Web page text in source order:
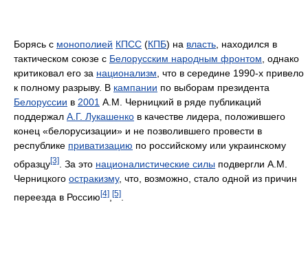
Борясь с монополией КПСС (КПБ) на власть, находился в
тактическом союзе с Белорусским народным фронтом, однако
критиковал его за национализм, что в середине 1990-х привело
к полному разрыву. В кампании по выборам президента
Белоруссии в 2001 А.М. Черницкий в ряде публикаций
поддержал А.Г. Лукашенко в качестве лидера, положившего
конец «белорусизации» и не позволившего провести в
республике приватизацию по российскому или украинскому
образцу[3] . За это националистические силы подвергли А.М.
Черницкого остракизму, что, возможно, стало одной из причин
переезда в Россию[4] [5]